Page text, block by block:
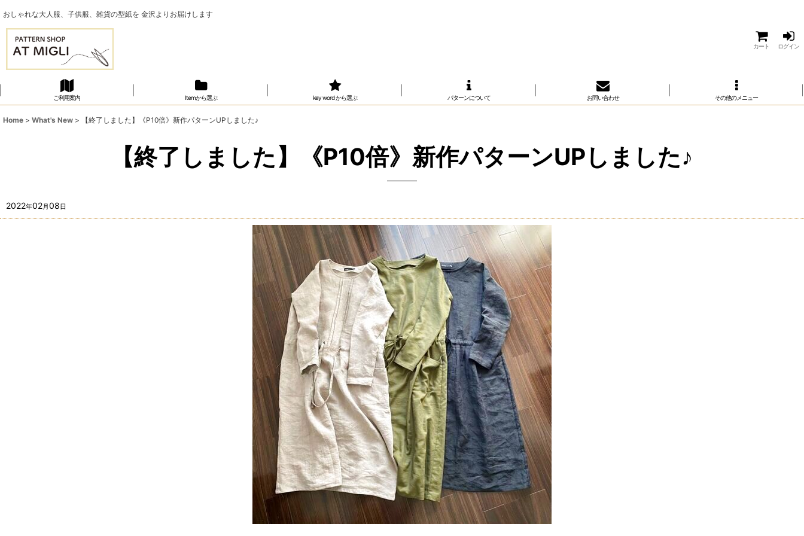
おしゃれな大人服、子供服、雑貨の型紙を 金沢よりお届けします
カート ログイン
ご利用案内 Itemから選ぶ key word から選ぶ パターンについて お問い合わせ その他のメニュー
Home > What's New > 【終了しました】《P10倍》新作パターンUPしました♪
【終了しました】《P10倍》新作パターンUPしました♪
2022年02月08日